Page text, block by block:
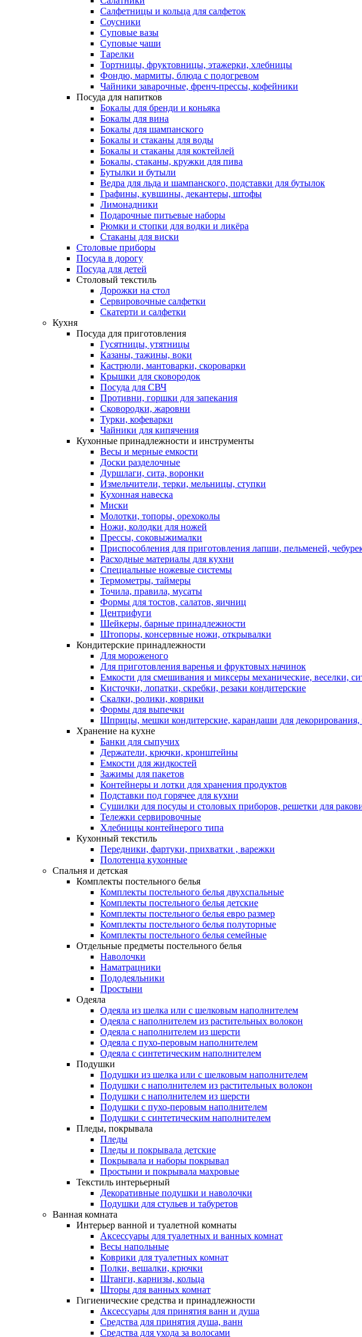
Салфетницы и кольца для салфеток
Соусники
Суповые вазы
Суповые чаши
Тарелки
Тортницы, фруктовницы, этажерки, хлебницы
Фондю, мармиты, блюда с подогревом
Чайники заварочные, френч-прессы, кофейники
Посуда для напитков
Бокалы для бренди и коньяка
Бокалы для вина
Бокалы для шампанского
Бокалы и стаканы для воды
Бокалы и стаканы для коктейлей
Бокалы, стаканы, кружки для пива
Бутылки и бутыли
Ведра для льда и шампанского, подставки для бутылок
Графины, кувшины, декантеры, штофы
Лимонадники
Подарочные питьевые наборы
Рюмки и стопки для водки и ликёра
Стаканы для виски
Столовые приборы
Посуда в дорогу
Посуда для детей
Столовый текстиль
Дорожки на стол
Сервировочные салфетки
Скатерти и салфетки
Кухня
Посуда для приготовления
Гусятницы, утятницы
Казаны, тажины, воки
Кастрюли, мантоварки, скороварки
Крышки для сковородок
Посуда для СВЧ
Противни, горшки для запекания
Сковородки, жаровни
Турки, кофеварки
Чайники для кипячения
Кухонные принадлежности и инструменты
Весы и мерные емкости
Доски разделочные
Дуршлаги, сита, воронки
Измельчители, терки, мельницы, ступки
Кухонная навеска
Миски
Молотки, топоры, орехоколы
Ножи, колодки для ножей
Прессы, соковыжималки
Приспособления для приготовления лапши, пельменей,
Расходные материалы для кухни
Специальные ножевые системы
Термометры, таймеры
Точила, правила, мусаты
Формы для тостов, салатов, яичниц
Центрифуги
Шейкеры, барные принадлежности
Штопоры, консервные ножи, открывалки
Кондитерские принадлежности
Для мороженого
Для приготовления варенья и фруктовых начинок
Емкости для смешивания и миксеры механические, веселки,
Кисточки, лопатки, скребки, резаки кондитерские
Скалки, ролики, коврики
Формы для выпечки
Шприцы, мешки кондитерские, карандаши для декорирования,
Хранение на кухне
Банки для сыпучих
Держатели, крючки, кронштейны
Емкости для жидкостей
Зажимы для пакетов
Контейнеры и лотки для хранения продуктов
Подставки под горячее для кухни
Сушилки для посуды и столовых приборов, решетки для
Тележки сервировочные
Хлебницы контейнерого типа
Кухонный текстиль
Передники, фартуки, прихватки , варежки
Полотенца кухонные
Спальня и детская
Комплекты постельного белья
Комплекты постельного белья двухспальные
Комплекты постельного белья детские
Комплекты постельного белья евро размер
Комплекты постельного белья полуторные
Комплекты постельного белья семейные
Отдельные предметы постельного белья
Наволочки
Наматрацники
Пододеяльники
Простыни
Одеяла
Одеяла из шелка или с шелковым наполнителем
Одеяла с наполнителем из растительных волокон
Одеяла с наполнителем из шерсти
Одеяла с пухо-перовым наполнителем
Одеяла с синтетическим наполнителем
Подушки
Подушки из шелка или с шелковым наполнителем
Подушки с наполнителем из растительных волокон
Подушки с наполнителем из шерсти
Подушки с пухо-перовым наполнителем
Подушки с синтетическим наполнителем
Пледы, покрывала
Пледы
Пледы и покрывала детские
Покрывала и наборы покрывал
Простыни и покрывала махровые
Текстиль интерьерный
Декоративные подушки и наволочки
Подушки для стульев и табуретов
Ванная комната
Интерьер ванной и туалетной комнаты
Аксессуары для туалетных и ванных комнат
Весы напольные
Коврики для туалетных комнат
Полки, вешалки, крючки
Штанги, карнизы, кольца
Шторы для ванных комнат
Гигиенические средства и принадлежности
Аксессуары для принятия ванн и душа
Средства для принятия душа, ванн
Средства для ухода за волосами